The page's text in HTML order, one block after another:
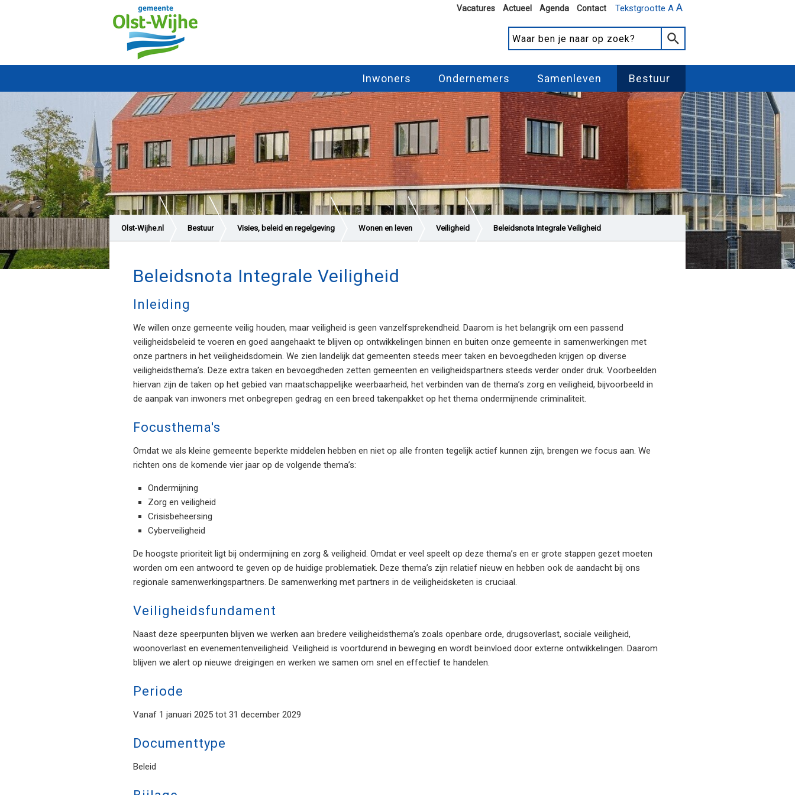
Tekstgrootte A A
Vacatures Actueel Agenda Contact
Inwoners Ondernemers Samenleven Bestuur
Olst-Wijhe.nl Bestuur Visies, beleid en regelgeving Wonen en leven Veiligheid Beleidsnota Integrale Veiligheid
Beleidsnota Integrale Veiligheid
Inleiding
We willen onze gemeente veilig houden, maar veiligheid is geen vanzelfsprekendheid. Daarom is het belangrijk om een passend
veiligheidsbeleid te voeren en goed aangehaakt te blijven op ontwikkelingen binnen en buiten onze gemeente in samenwerkingen met
onze partners in het veiligheidsdomein. We zien landelijk dat gemeenten steeds meer taken en bevoegdheden krijgen op diverse
veiligheidsthema’s. Deze extra taken en bevoegdheden zetten gemeenten en veiligheidspartners steeds verder onder druk. Voorbeelden
hiervan zijn de taken op het gebied van maatschappelijke weerbaarheid, het verbinden van de thema’s zorg en veiligheid, bijvoorbeeld in
de aanpak van inwoners met onbegrepen gedrag en een breed takenpakket op het thema ondermijnende criminaliteit.
Focusthema's
Omdat we als kleine gemeente beperkte middelen hebben en niet op alle fronten tegelijk actief kunnen zijn, brengen we focus aan. We
richten ons de komende vier jaar op de volgende thema’s:
Ondermijning
Zorg en veiligheid
Crisisbeheersing
Cyberveiligheid
De hoogste prioriteit ligt bij ondermijning en zorg & veiligheid. Omdat er veel speelt op deze thema’s en er grote stappen gezet moeten
worden om een antwoord te geven op de huidige problematiek. Deze thema’s zijn relatief nieuw en hebben ook de aandacht bij ons
regionale samenwerkingspartners. De samenwerking met partners in de veiligheidsketen is cruciaal.
Veiligheidsfundament
Naast deze speerpunten blijven we werken aan bredere veiligheidsthema’s zoals openbare orde, drugsoverlast, sociale veiligheid,
woonoverlast en evenementenveiligheid. Veiligheid is voortdurend in beweging en wordt beïnvloed door externe ontwikkelingen. Daarom
blijven we alert op nieuwe dreigingen en werken we samen om snel en effectief te handelen.
Periode
Vanaf 1 januari 2025 tot 31 december 2029
Documenttype
Beleid